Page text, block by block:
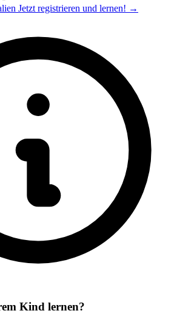
Jetzt registrieren und lernen! →
Kind lernen?